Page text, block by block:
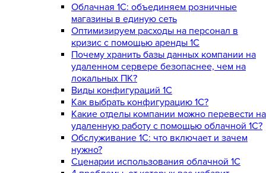
Облачная 1С: объединяем розничные
магазины в единую сеть
Оптимизируем расходы на персонал в
кризис с помощью аренды 1С
Почему хранить базы данных компании на
удаленном сервере безопаснее, чем на
локальных ПК?
Виды конфигураций 1С
Как выбрать конфигурацию 1С?
Какие отделы компании можно перевести на
удаленную работу с помощью облачной 1С?
Обслуживание 1С: что включает и зачем
нужно?
Сценарии использования облачной 1С